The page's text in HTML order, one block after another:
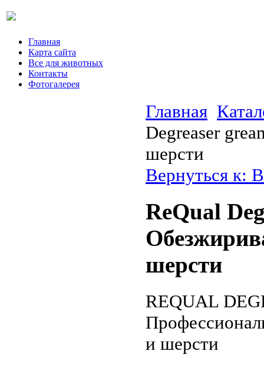
Главная
Карта сайта
Все для животных
Контакты
Фотогалерея
Главная
Degreaser
шерсти
Вернуться к:
ReQual
шерсти
REQUAL
и шерсти